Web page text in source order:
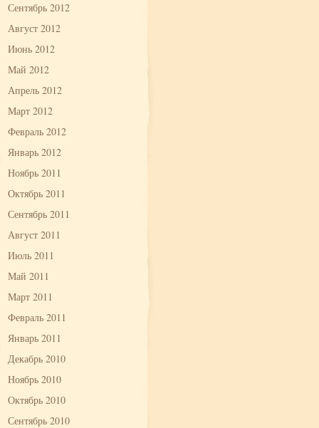
Сентябрь 2012
Август 2012
Июнь 2012
Май 2012
Апрель 2012
Март 2012
Февраль 2012
Январь 2012
Ноябрь 2011
Октябрь 2011
Сентябрь 2011
Август 2011
Июль 2011
Май 2011
Март 2011
Февраль 2011
Январь 2011
Декабрь 2010
Ноябрь 2010
Октябрь 2010
Сентябрь 2010